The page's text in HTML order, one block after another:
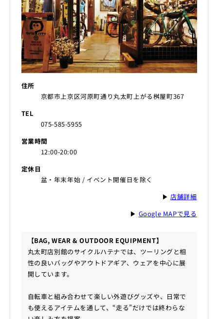
住所
京都市上京区河原町通り丸太町上がる桝屋町367
TEL
075-585-5955
営業時間
12:00-20:00
定休日
盆・年末年始 / イベント開催日を除く
▶ 店舗詳細
▶ Google MAPで見る
【BAG, WEAR & OUTDOOR EQUIPMENT】
丸太町店別館のサイクルハテナでは、ツーリングと相
性の良いバッグやアウトドアギア、ウェアを中心に展
開しています。
自転車と組み合わせて楽しい外遊びグッズや、日常で
も使えるアイテムを通して、“走る”だけでは終わらな